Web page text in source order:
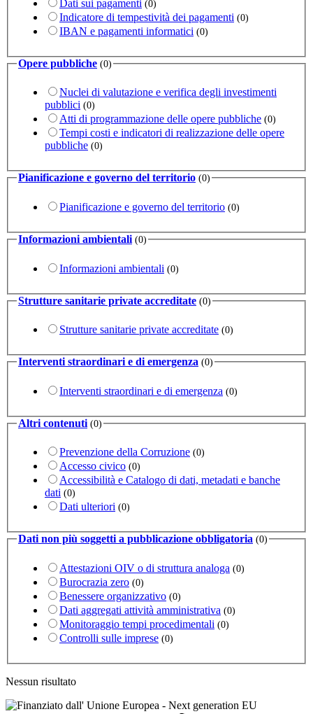
Dati sui pagamenti (0)
Indicatore di tempestività dei pagamenti (0)
IBAN e pagamenti informatici (0)
Opere pubbliche (0)
Nuclei di valutazione e verifica degli investimenti
pubblici (0)
Atti di programmazione delle opere pubbliche (0)
Tempi costi e indicatori di realizzazione delle opere
pubbliche (0)
Pianificazione e governo del territorio (0)
Pianificazione e governo del territorio (0)
Informazioni ambientali (0)
Informazioni ambientali (0)
Strutture sanitarie private accreditate (0)
Strutture sanitarie private accreditate (0)
Interventi straordinari e di emergenza (0)
Interventi straordinari e di emergenza (0)
Altri contenuti (0)
Prevenzione della Corruzione (0)
Accesso civico (0)
Accessibilità e Catalogo di dati, metadati e banche
dati (0)
Dati ulteriori (0)
Dati non più soggetti a pubblicazione obbligatoria (0)
Attestazioni OIV o di struttura analoga (0)
Burocrazia zero (0)
Benessere organizzativo (0)
Dati aggregati attività amministrativa (0)
Monitoraggio tempi procedimentali (0)
Controlli sulle imprese (0)
Nessun risultato